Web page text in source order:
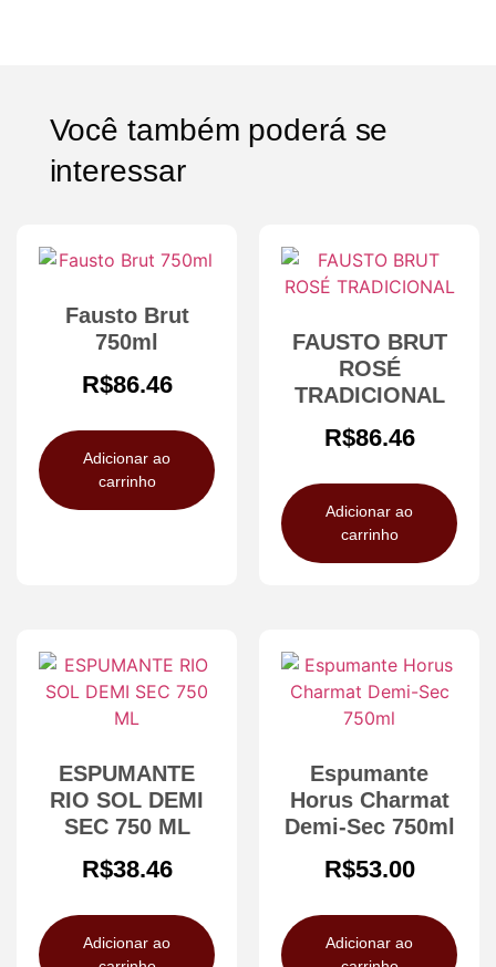
Você também poderá se
interessar
Fausto Brut
750ml
R$86.46
Adicionar ao
carrinho
FAUSTO BRUT
ROSÉ
TRADICIONAL
R$86.46
Adicionar ao
carrinho
ESPUMANTE
RIO SOL DEMI
SEC 750 ML
R$38.46
Adicionar ao
Espumante
Horus Charmat
Demi-Sec 750ml
R$53.00
Adicionar ao